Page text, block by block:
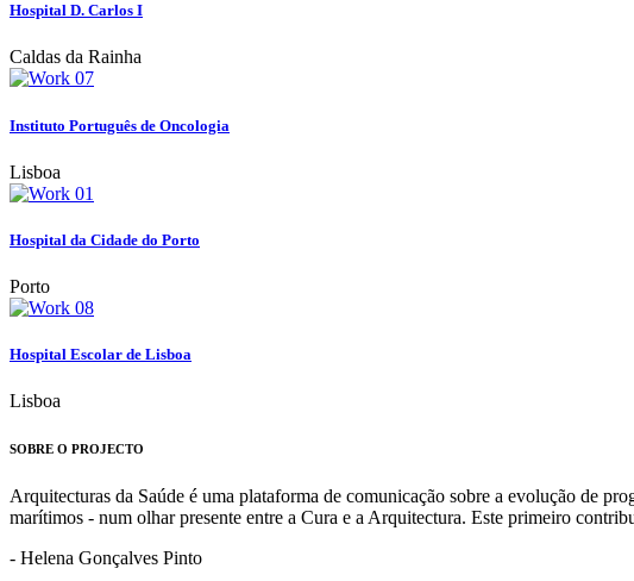
Hospital D. Carlos I
Caldas da Rainha
Instituto Português de Oncologia
Lisboa
Hospital da Cidade do Porto
Porto
Hospital Escolar de Lisboa
Lisboa
SOBRE O PROJECTO
Arquitecturas da Saúde é uma plataforma de comunicação sobre a evolução de
marítimos - num olhar presente entre a Cura e a Arquitectura. Este primeiro
- Helena Gonçalves Pinto